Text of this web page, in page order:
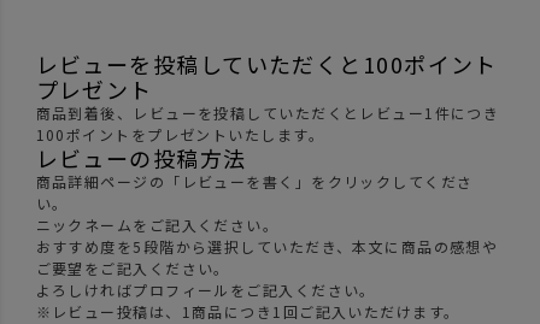
レビューを投稿していただくと100ポイント
プレゼント
商品到着後、レビューを投稿していただくとレビュー1件につき
100ポイントをプレゼントいたします。
レビューの投稿方法
商品詳細ページの「レビューを書く」をクリックしてくださ
い。
ニックネームをご記入ください。
おすすめ度を5段階から選択していただき、本文に商品の感想や
ご要望をご記入ください。
よろしければプロフィールをご記入ください。
※レビュー投稿は、1商品につき1回ご記入いただけます。